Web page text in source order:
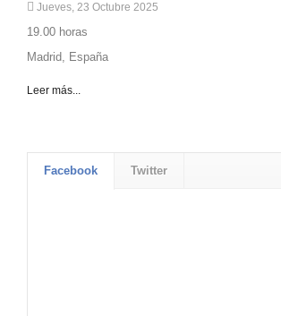
Jueves, 23 Octubre 2025
19.00 horas
Madrid, España
Leer más...
Facebook Twitter